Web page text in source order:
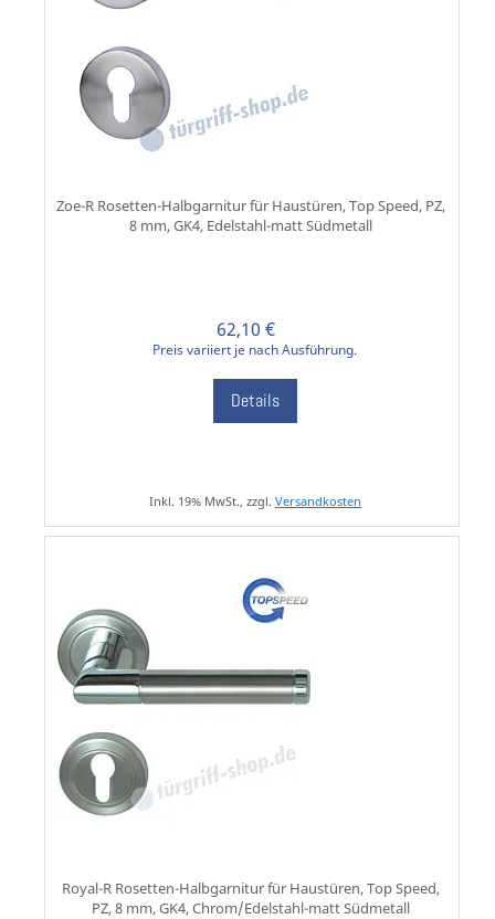
Zoe-R Rosetten-Halbgarnitur für Haustüren, Top Speed, PZ,
8 mm, GK4, Edelstahl-matt Südmetall
62,10 €
Preis variiert je nach Ausführung.
Details
Inkl. 19% MwSt., zzgl. Versandkosten
Royal-R Rosetten-Halbgarnitur für Haustüren, Top Speed,
PZ, 8 mm, GK4, Chrom/Edelstahl-matt Südmetall